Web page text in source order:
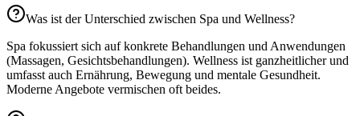
Was ist der Unterschied zwischen Spa und Wellness?
Spa fokussiert sich auf konkrete Behandlungen und Anwendungen
(Massagen, Gesichtsbehandlungen). Wellness ist ganzheitlicher und
umfasst auch Ernährung, Bewegung und mentale Gesundheit.
Moderne Angebote vermischen oft beides.